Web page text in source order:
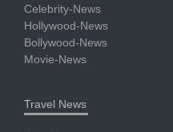
Celebrity-News
Hollywood-News
Bollywood-News
Movie-News
Travel News